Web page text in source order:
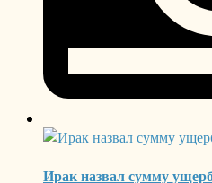
Ирак назвал сумму